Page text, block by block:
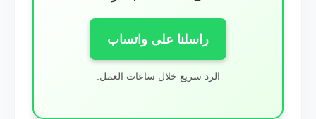
راسلنا على واتساب
الرد سريع خلال ساعات العمل.